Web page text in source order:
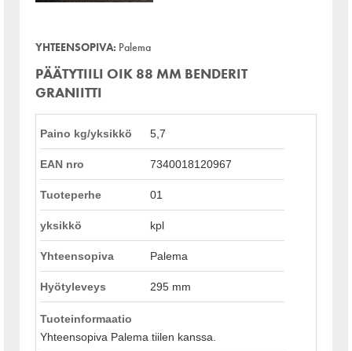
YHTEENSOPIVA: Palema
PÄÄTYTIILI OIK 88 MM BENDERIT
GRANIITTI
Paino kg/yksikkö 5,7
EAN nro 7340018120967
Tuoteperhe 01
yksikkö kpl
Yhteensopiva Palema
Hyötyleveys 295 mm
Tuoteinformaatio
Yhteensopiva Palema tiilen kanssa.